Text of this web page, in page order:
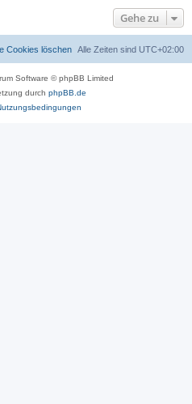
Gehe zu
Alle Zeiten sind UTC+02:00
Cookies löschen
Software © phpBB Limited
durch phpBB.de